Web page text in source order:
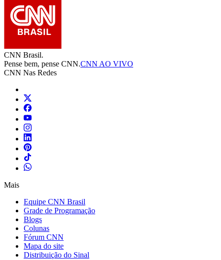
CNN Brasil.
Pense bem, pense CNN.CNN AO VIVO
CNN Nas Redes
Mais
Equipe CNN Brasil
Grade de Programação
Blogs
Colunas
Fórum CNN
Mapa do site
Distribuição do Sinal